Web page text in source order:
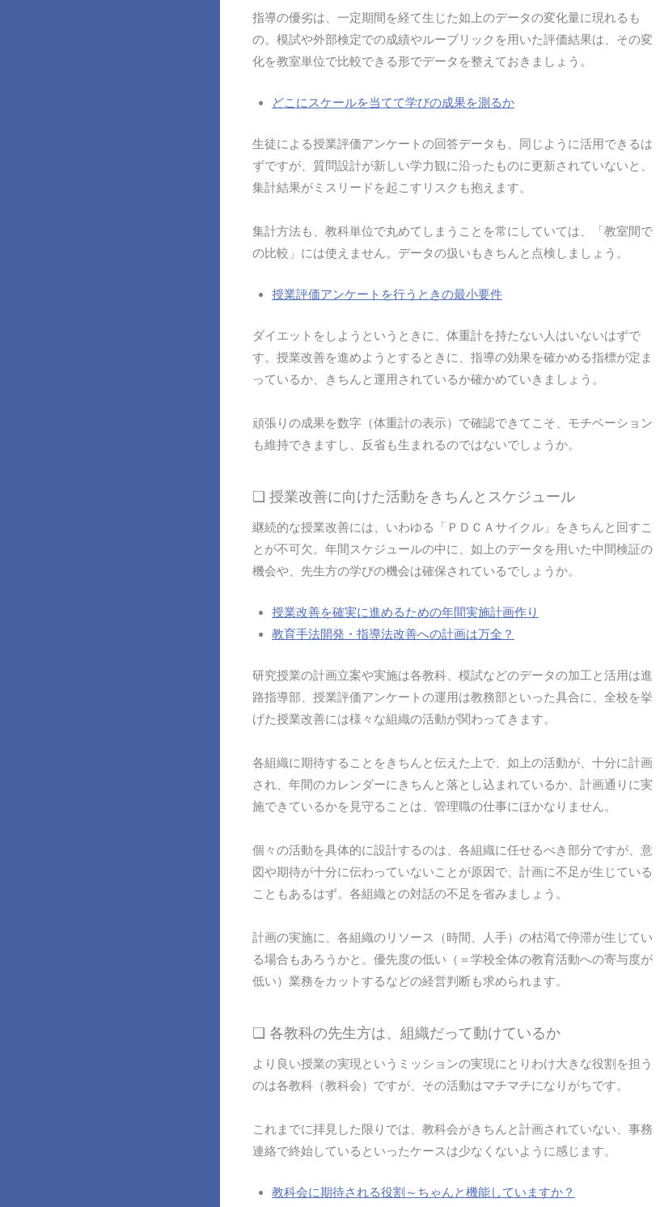
指導の優劣は、一定期間を経て生じた如上のデータの変化量に現れるも
の。模試や外部検定での成績やルーブリックを用いた評価結果は、その変
化を教室単位で比較できる形でデータを整えておきましょう。
どこにスケールを当てて学びの成果を測るか
生徒による授業評価アンケートの回答データも、同じように活用できるは
ずですが、質問設計が新しい学力観に沿ったものに更新されていないと、
集計結果がミスリードを起こすリスクも抱えます。
集計方法も、教科単位で丸めてしまうことを常にしていては、「教室間で
の比較」には使えません。データの扱いもきちんと点検しましょう。
授業評価アンケートを行うときの最小要件
ダイエットをしようというときに、体重計を持たない人はいないはずで
す。授業改善を進めようとするときに、指導の効果を確かめる指標が定ま
っているか、きちんと運用されているか確かめていきましょう。
頑張りの成果を数字（体重計の表示）で確認できてこそ、モチベーション
も維持できますし、反省も生まれるのではないでしょうか。
❏ 授業改善に向けた活動をきちんとスケジュール
継続的な授業改善には、いわゆる「ＰＤＣＡサイクル」をきちんと回すこ
とが不可欠。年間スケジュールの中に、如上のデータを用いた中間検証の
機会や、先生方の学びの機会は確保されているでしょうか。
授業改善を確実に進めるための年間実施計画作り
教育手法開発・指導法改善への計画は万全？
研究授業の計画立案や実施は各教科、模試などのデータの加工と活用は進
路指導部、授業評価アンケートの運用は教務部といった具合に、全校を挙
げた授業改善には様々な組織の活動が関わってきます。
各組織に期待することをきちんと伝えた上で、如上の活動が、十分に計画
され、年間のカレンダーにきちんと落とし込まれているか、計画通りに実
施できているかを見守ることは、管理職の仕事にほかなりません。
個々の活動を具体的に設計するのは、各組織に任せるべき部分ですが、意
図や期待が十分に伝わっていないことが原因で、計画に不足が生じている
こともあるはず。各組織との対話の不足を省みましょう。
計画の実施に、各組織のリソース（時間、人手）の枯渇で停滞が生じてい
る場合もあろうかと。優先度の低い（＝学校全体の教育活動への寄与度が
低い）業務をカットするなどの経営判断も求められます。
❏ 各教科の先生方は、組織だって動けているか
より良い授業の実現というミッションの実現にとりわけ大きな役割を担う
のは各教科（教科会）ですが、その活動はマチマチになりがちです。
これまでに拝見した限りでは、教科会がきちんと計画されていない、事務
連絡で終始しているといったケースは少なくないように感じます。
教科会に期待される役割～ちゃんと機能していますか？